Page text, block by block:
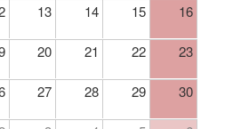
13 14 15 16
20 21 22 23
27 28 29 30